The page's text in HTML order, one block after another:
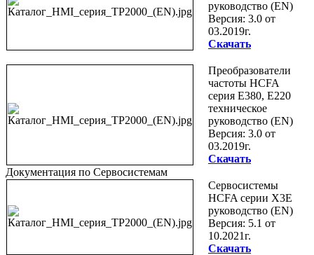
руководство (EN)
Версия: 3.0 от
03.2019г.
Скачать
Преобразователи
частоты HCFA
серия E380, E220
техническое
руководство (EN)
Версия: 3.0 от
03.2019г.
Скачать
Документация по Сервосистемам
Сервосистемы
HCFA серии X3E
руководство (EN)
Версия: 5.1 от
10.2021г.
Скачать